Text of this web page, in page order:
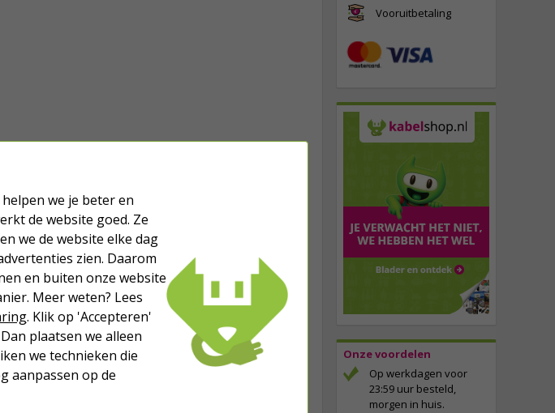
Vooruitbetaling
Onze voordelen
Op werkdagen voor
23:59 uur besteld,
morgen in huis.
we je beter en
de website goed. Ze
we de website elke dag
zien. Daarom
en buiten onze website
Meer weten? Lees
. Klik op 'Accepteren'
plaatsen we alleen
we technieken die
aanpassen op de